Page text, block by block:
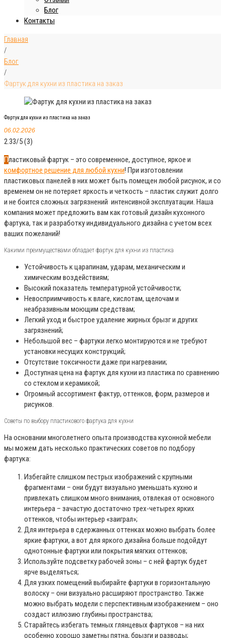
Блог
Контакты
Главная
/
Блог
/
Фартук для кухни из пластика на заказ
Фартук для кухни из пластика на заказ
06.02.2026
2.33/5(3)
Пластиковый фартук – это современное, доступное, яркое и
комфортное решение для любой кухни! При изготовлении
пластиковых панелей в них может быть помещен любой рисунок, и со
временем он не потеряет яркость и четкость – пластик служит долго
и не боится сложных загрязнений интенсивной эксплуатации. Наша
компания может предложить вам как готовый дизайн кухонного
фартука, так и разработку индивидуального дизайна с учетом всех
ваших пожеланий!
Какими преимуществами обладает фартук для кухни из пластика
Устойчивость к царапинам, ударам, механическим и
химическим воздействиям;
Высокий показатель температурной устойчивости;
Невосприимчивость к влаге, кислотам, щелочам и
неабразивным моющим средствам;
Легкий уход и быстрое удаление жирных брызг и других
загрязнений;
Небольшой вес – фартуки легко монтируются и не требуют
установки несущих конструкций;
Отсутствие токсичности даже при нагревании;
Доступная цена на фартук для кухни из пластика по сравнению
со стеклом и керамикой;
Огромный ассортимент фактур, оттенков, форм, размеров и
рисунков.
Советы по выбору пластикового фартука для кухни
На основании многолетнего опыта производства кухонной мебели
мы можем дать несколько практических советов по подбору
фартука:
Избегайте слишком пестрых изображений с крупными
фрагментами – они будут визуально уменьшать кухню и
привлекать слишком много внимания, отвлекая от основного
интерьера – зачастую достаточно трех-четырех ярких
оттенков, чтобы интерьер «заиграл»;
Для интерьера в сдержанных оттенках можно выбрать более
яркие фартуки, а вот для яркого дизайна больше подойдут
однотонные фартуки или покрытия мягких оттенков;
Используйте подсветку рабочей зоны – с ней фартук будет
ярче выделяться;
Для узких помещений выбирайте фартуки в горизонтальную
волоску – они визуально расширяют пространство. Также
можно выбрать модели с перспективным изображением – оно
создаст иллюзию глубины пространства;
Старайтесь избегать темных глянцевых фартуков – на них
особенно хорошо заметны пятна, брызги и разводы;